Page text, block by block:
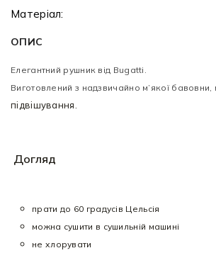
Матеріал:
ОПИС
Елегантний рушник від Bugatti.
Виготовлений з надзвичайно м’якої
підвішування.
Догляд
прати до 60 градусів Цельсія
можна сушити в сушильній машині
не хлорувати